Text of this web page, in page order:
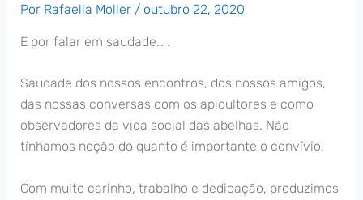
Por Rafaella Moller / outubro 22, 2020
E por falar em saudade… .
Saudade dos nossos encontros, dos nossos amigos,
das nossas conversas com os apicultores e como
observadores da vida social das abelhas. Não
tínhamos noção do quanto é importante o convívio.
Com muito carinho, trabalho e dedicação, produzimos